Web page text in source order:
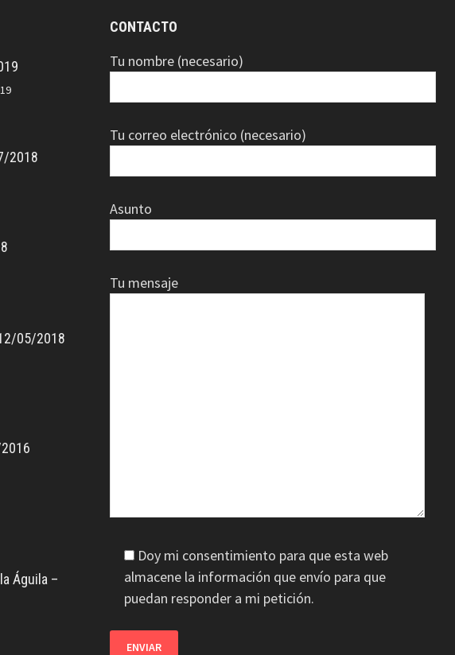
2018
05/2018
Águila –
CONTACTO
Tu nombre (necesario)
Tu correo electrónico (necesario)
Asunto
Tu mensaje
Doy mi consentimiento para que esta web
almacene la información que envío para que
puedan responder a mi petición.